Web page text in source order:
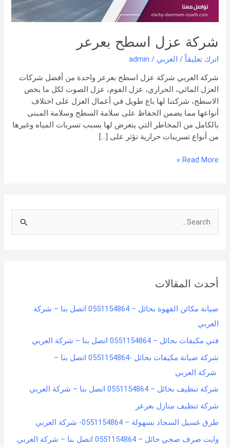
شركة عزل اسطح بعرعر
اترك تعليقاً / العربي /
admin
شركة العربي شركة عزل اسطح بعرعر واحدة من أفضل شركات
العزل المائي، الحراري، عزل الفوم، عزل الصوت لكل ما يخص
الاسطح، شركتنا لها باع طويل في أعمال العزل على اختلاف
أنواعها مما يضمن الحفاظ على سلامة السطح وسلامة المبنى
بالكامل من المخاطر التي يتعرض لها بسبب تسربات المياه وغيرها
من أنواع تسريبات حرارية تؤثر على […]
Read More »
c
f
o
r
:
أحدث المقالات
صيانة مكائن القهوة بحائل – 0551154864 اتصل بنا – شركة
العربي
فني مكيفات بحائل – 0551154864 اتصل بنا – شركة العربي
شركة صيانة مكيفات بحائل -0551154864 اتصل بنا –
شركة العربي
شركة تنظيف بحائل – 0551154864 اتصل بنا – شركة العربي
شركة تنظيف منازل بعرعر
طرق غسيل السجاد بسهولة – 0551154864- شركة العربي
وايت صرف صحي حائل – 0551154864 اتصل بنا – شركة العربي